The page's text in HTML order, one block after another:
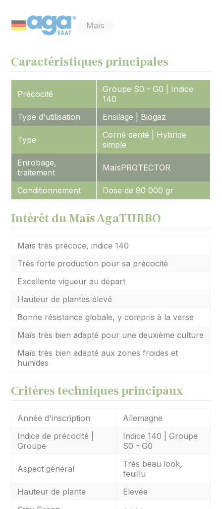
Maïs
Caractéristiques principales
Précocité
Groupe S0 - G0 | Indice
140
Type d'utilisation
Ensilage | Biogaz
Type
Corné denté | Hybride
simple
Enrobage,
traitement
MaïsPROTECTOR
Conditionnement Dose de 80 000 gr
Intérêt du Maïs AgaTURBO
Maïs très précoce, indice 140
Très forte production pour sa précocité
Excellente vigueur au départ
Hauteur de plantes élevé
Bonne résistance globale, y compris à la verse
Maïs très bien adapté pour une deuxième culture
Maïs très bien adapté aux zones froides et
humides
Critères techniques principaux
Année d'inscription
Allemagne
Indice de précocité |
Groupe
Indice 140 | Groupe
S0 - G0
Aspect général
Très beau look,
feuillu
Hauteur de plante
Elevée